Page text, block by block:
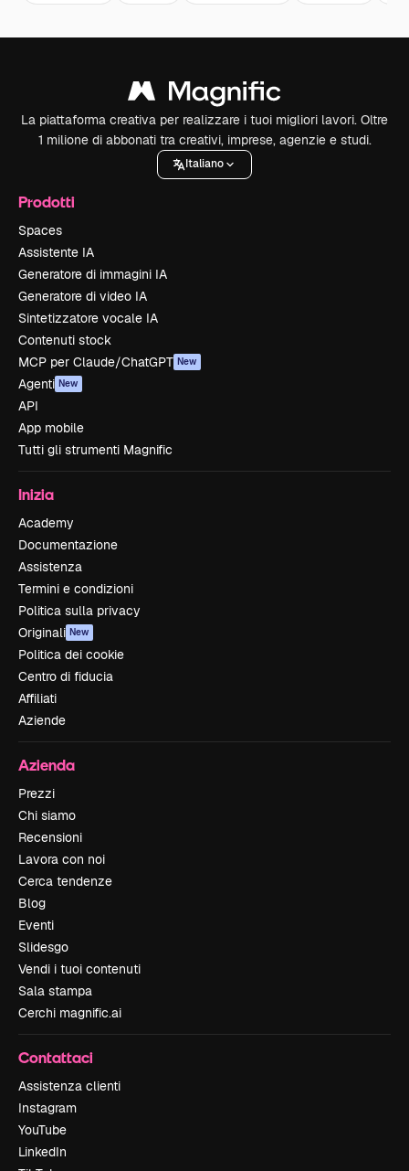
La piattaforma creativa per realizzare i tuoi migliori lavori. Oltre
1 milione di abbonati tra creativi, imprese, agenzie e studi.
Italiano
Prodotti
Spaces
Assistente IA
Generatore di immagini IA
Generatore di video IA
Sintetizzatore vocale IA
Contenuti stock
MCP per Claude/ChatGPT New
Agenti New
API
App mobile
Tutti gli strumenti Magnific
Inizia
Academy
Documentazione
Assistenza
Termini e condizioni
Politica sulla privacy
Originali New
Politica dei cookie
Centro di fiducia
Affiliati
Aziende
Azienda
Prezzi
Chi siamo
Recensioni
Lavora con noi
Cerca tendenze
Blog
Eventi
Slidesgo
Vendi i tuoi contenuti
Sala stampa
Cerchi magnific.ai
Contattaci
Assistenza clienti
Instagram
YouTube
LinkedIn